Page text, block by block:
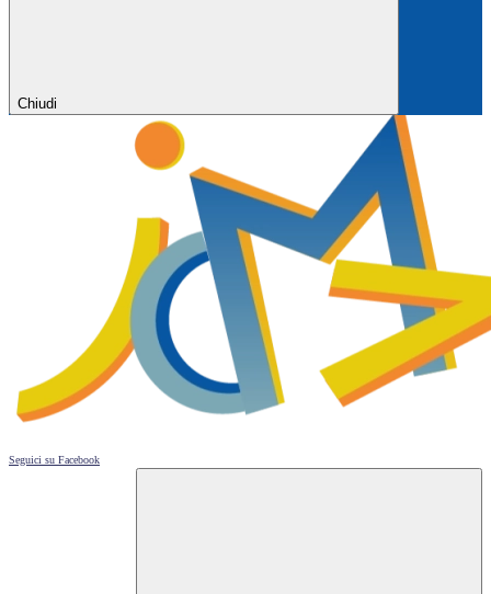
Chiudi
Seguici su Facebook